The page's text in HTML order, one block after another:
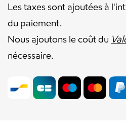
Les taxes sont ajoutées à
du paiement.
Nous ajoutons le coût du
nécessaire.